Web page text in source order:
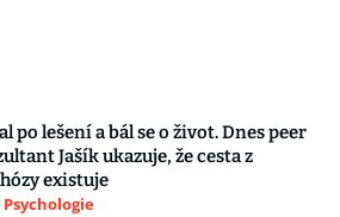
po lešení a bál se o život. Dnes peer
Jašík ukazuje, že cesta z
existuje